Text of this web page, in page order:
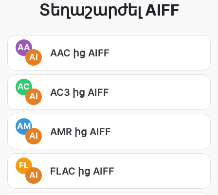
Տեղաշարժել AIFF
AA
AI
AAC ից AIFF
AC
AI
AC3 ից AIFF
AM
AI
AMR ից AIFF
FL
AI
FLAC ից AIFF